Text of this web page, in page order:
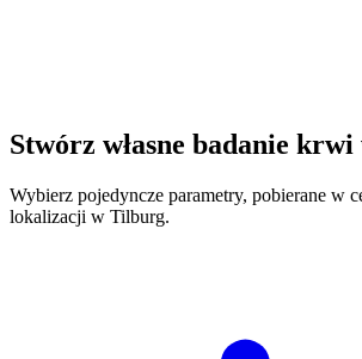
Stwórz własne badanie
Wybierz pojedyncze parametry, pobierane w
lokalizacji w Tilburg.